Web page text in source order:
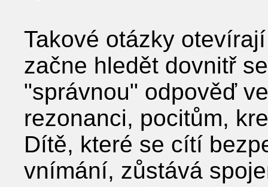
Takové otázky
začne hledět dovnitř
"správnou" odpověď
rezonanci, pocitům,
Dítě, které se cítí
vnímání, zůstává